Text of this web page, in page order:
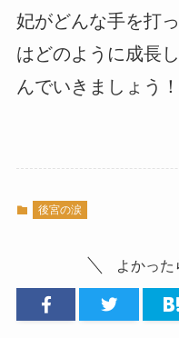
妃がどんな手を打
はどのように成長
んでいきましょう！
後宮の涙
よかった